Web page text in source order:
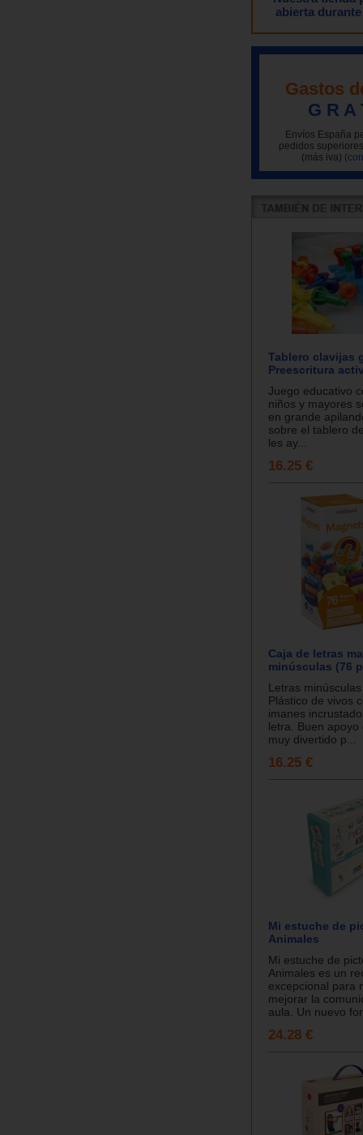
abierta
Gastos
G R A
Envíos España
pedidos
(más iva)
Tablero clavijas
Preescritura
Juego educativo
niños y mayores
en grande
sobre el tablero
les ay...
16.25 €
Caja de letras
minúsculas (76
Letras
Plástico de vivos
imanes
letra. Buen apoyo
muy divertido p...
16.25 €
Mi estuche de
Animales
Mi estuche de
Animales es un
excepcional para
mejorar la
aula. Un nuevo
24.28 €